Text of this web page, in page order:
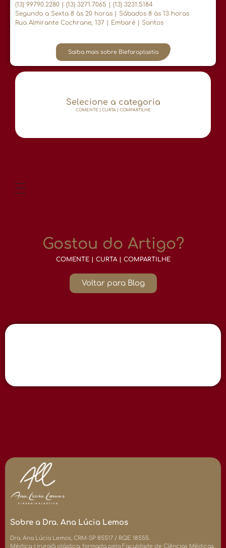
(13) 99790.2280 | (13) 3271.7065 | (13) 3231.5184
Segunda a Sexta 8 às 20 horas | Sábados 8 às 13 horas
Rua Almirante Cochrane, 137 | Embaré | Santos
Saiba mais sobre Blefaroplastia
Selecione a categoria
COMENTE | CURTA | COMPARTILHE
Gostou do Artigo?
COMENTE | CURTA | COMPARTILHE
Voltar para Blog
Sobre a Dra. Ana Lúcia Lemos
Dra. Ana Lúcia Lemos, CRM-SP 85517 / RQE 18555.
Médica cirurgiã plástica, formada pela Faculdade de Ciências Médicas